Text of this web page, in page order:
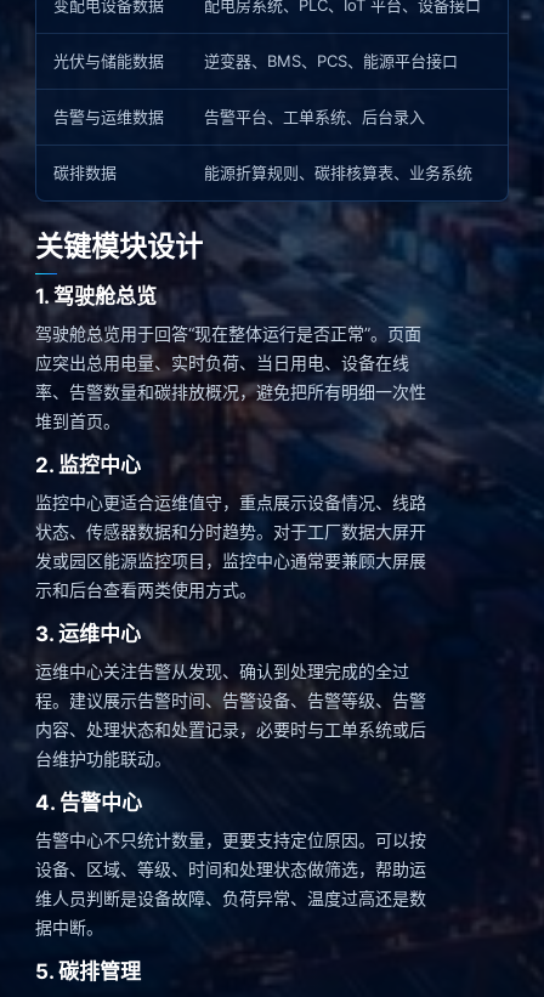
变配电设备数据 配电房系统、PLC、IoT 平台、设备接口
光伏与储能数据 逆变器、BMS、PCS、能源平台接口
告警与运维数据 告警平台、工单系统、后台录入
碳排数据 能源折算规则、碳排核算表、业务系统
关键模块设计
1. 驾驶舱总览
驾驶舱总览用于回答“现在整体运行是否正常”。页面
应突出总用电量、实时负荷、当日用电、设备在线
率、告警数量和碳排放概况，避免把所有明细一次性
堆到首页。
2. 监控中心
监控中心更适合运维值守，重点展示设备情况、线路
状态、传感器数据和分时趋势。对于工厂数据大屏开
发或园区能源监控项目，监控中心通常要兼顾大屏展
示和后台查看两类使用方式。
3. 运维中心
运维中心关注告警从发现、确认到处理完成的全过
程。建议展示告警时间、告警设备、告警等级、告警
内容、处理状态和处置记录，必要时与工单系统或后
台维护功能联动。
4. 告警中心
告警中心不只统计数量，更要支持定位原因。可以按
设备、区域、等级、时间和处理状态做筛选，帮助运
维人员判断是设备故障、负荷异常、温度过高还是数
据中断。
5. 碳排管理